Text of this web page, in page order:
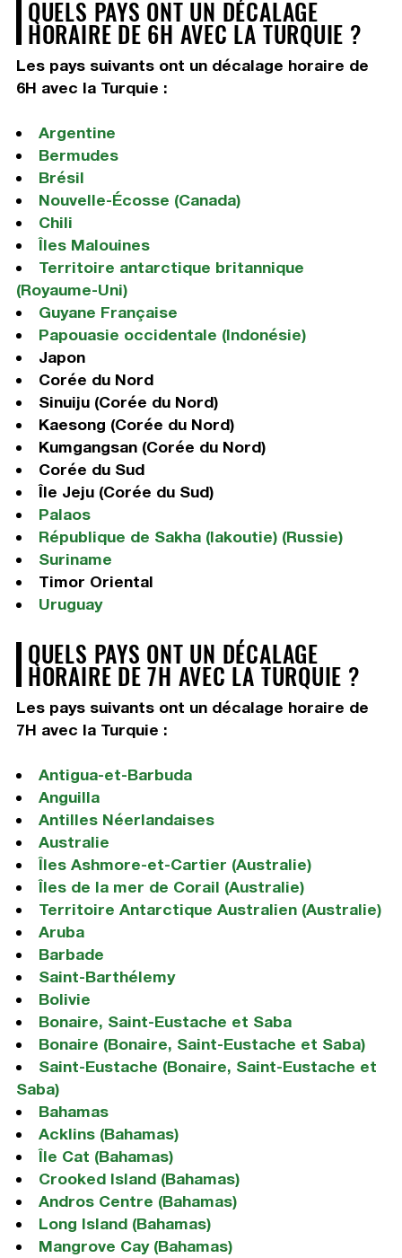
QUELS PAYS ONT UN DÉCALAGE
HORAIRE DE 6H AVEC LA TURQUIE ?
Les pays suivants ont un décalage horaire de
6H avec la Turquie :
Argentine
Bermudes
Brésil
Nouvelle-Écosse (Canada)
Chili
Îles Malouines
Territoire antarctique britannique
(Royaume-Uni)
Guyane Française
Papouasie occidentale (Indonésie)
Japon
Corée du Nord
Sinuiju (Corée du Nord)
Kaesong (Corée du Nord)
Kumgangsan (Corée du Nord)
Corée du Sud
Île Jeju (Corée du Sud)
Palaos
République de Sakha (Iakoutie) (Russie)
Suriname
Timor Oriental
Uruguay
QUELS PAYS ONT UN DÉCALAGE
HORAIRE DE 7H AVEC LA TURQUIE ?
Les pays suivants ont un décalage horaire de
7H avec la Turquie :
Antigua-et-Barbuda
Anguilla
Antilles Néerlandaises
Australie
Îles Ashmore-et-Cartier (Australie)
Îles de la mer de Corail (Australie)
Territoire Antarctique Australien (Australie)
Aruba
Barbade
Saint-Barthélemy
Bolivie
Bonaire, Saint-Eustache et Saba
Bonaire (Bonaire, Saint-Eustache et Saba)
Saint-Eustache (Bonaire, Saint-Eustache et
Saba)
Bahamas
Acklins (Bahamas)
Île Cat (Bahamas)
Crooked Island (Bahamas)
Andros Centre (Bahamas)
Long Island (Bahamas)
Mangrove Cay (Bahamas)